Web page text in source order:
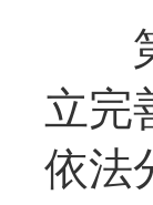
第
立完
依法